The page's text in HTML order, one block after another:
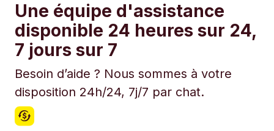
Une équipe d'assistance
disponible 24 heures sur 24,
7 jours sur 7
Besoin d’aide ? Nous sommes à votre
disposition 24h/24, 7j/7 par chat.